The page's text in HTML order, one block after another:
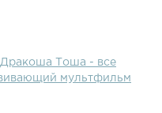
дракончика по
прожить и дня, потому
помощник
день превратить в
Дракоша Тоша - все
мультфильм